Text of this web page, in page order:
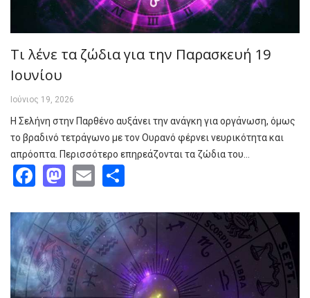
Τι λένε τα ζώδια για την Παρασκευή 19
Ιουνίου
Ιούνιος 19, 2026
Η Σελήνη στην Παρθένο αυξάνει την ανάγκη για οργάνωση, όμως
το βραδινό τετράγωνο με τον Ουρανό φέρνει νευρικότητα και
απρόοπτα. Περισσότερο επηρεάζονται τα ζώδια του…
Facebook
Mastodon
Email